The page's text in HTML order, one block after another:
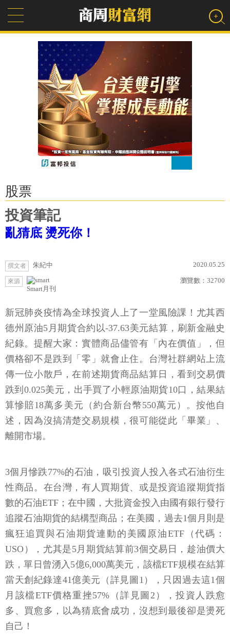
股票
投資筆記
亂猜底 燙死你！
撰文者 朱紀中 2020.05.25
來源
Smart月刊
瀏覽數： 32700
新冠肺炎疫情為全球投資人上了一堂風險課！尤其西
德州原油5月期貨合約以-37.63美元結算，刷新金融史
紀錄。提醒大家：實體商品儘管有「內在價值」，但
價格卻不是跌到「零」就會止住。台灣社群網站上流
傳一位小散戶，在前述期貨商品結算日，看到交易價
跌到0.025美元，出手買了小輕原油期貨10口，結果結
算慘賠18萬多美元（約合新台幣550萬元）。按他自
述，因為沒搞清楚交易規模，很可能從此「畢業」、
離開市場。
3個月慘跌77%的石油，吸引投資人投入各式石油衍生
性商品。在台灣，有人買期貨、或是投資追蹤期貨指
數的石油ETF；在中國，大批資金投入由國有銀行發行
追蹤石油期貨的結構型商品；在美國，過去1個月則是
瘋狂追買與石油期貨連動的美國原油ETF（代碼：
USO），尤其是5月期貨結算前3個交易日，趁油價大
跌，單日曾湧入5億6,000萬美元，該檔ETF規模在結算
當天創紀錄達41億美元（詳見圖1），只因過去這1個
月該檔ETF價格重挫57%（詳見圖2），投資人跌愈
多、買愈多，以為猜底會成功，沒想到最後卻是燙死
自己！